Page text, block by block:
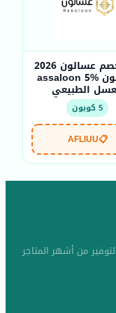
كود خصم عسالون 2026
- كوبون assaloon 5%
الطبيعي
5 كوبون
📋
AFLIUU
من أشهر المتاجر